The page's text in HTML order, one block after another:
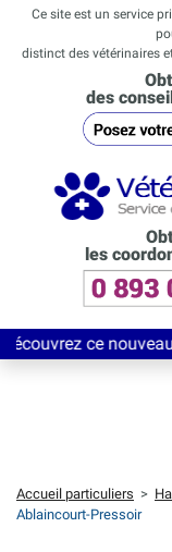
Ce site est un service
distinct des vétérinaires
des
les
ce nouveau
Accueil particuliers >
Ablaincourt-Pressoir